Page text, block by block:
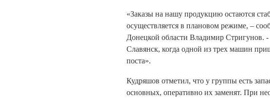
«Заказы на нашу продукцию остаются
осуществляется в плановом режиме, –
Донецкой области Владимир Стригунов. -
Славянск, когда одной из трех машин
поста».
Кудряшов отметил, что у группы есть
основных, оперативно их заменят. При